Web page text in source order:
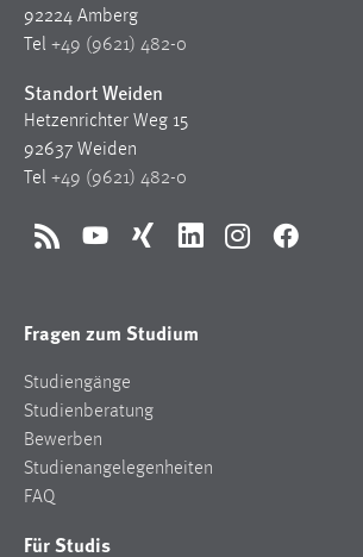
92224 Amberg
Tel +49 (9621) 482-0
Standort Weiden
Hetzenrichter Weg 15
92637 Weiden
Tel +49 (9621) 482-0
RSS YouTubeXing LinkedInInstagramFacebook
Fragen zum Studium
Studiengänge
Studienberatung
Bewerben
Studienangelegenheiten
FAQ
Für Studis